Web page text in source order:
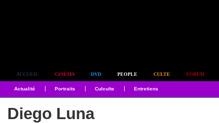
ACCUEIL CINÉMA DVD PEOPLE CULTE FORUM
Actualité Portraits Culculte Entretiens
Diego Luna